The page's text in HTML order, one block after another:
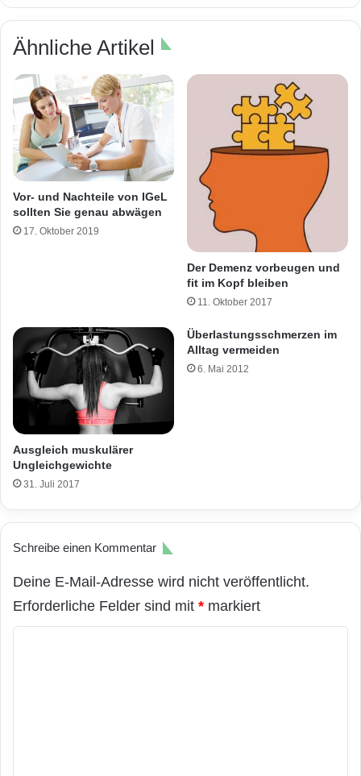
Ähnliche Artikel
Vor- und Nachteile von IGeL
sollten Sie genau abwägen
17. Oktober 2019
Der Demenz vorbeugen und
fit im Kopf bleiben
11. Oktober 2017
Ausgleich muskulärer
Ungleichgewichte
31. Juli 2017
Überlastungsschmerzen im
Alltag vermeiden
6. Mai 2012
Schreibe einen Kommentar
Deine E-Mail-Adresse wird nicht veröffentlicht.
Erforderliche Felder sind mit * markiert